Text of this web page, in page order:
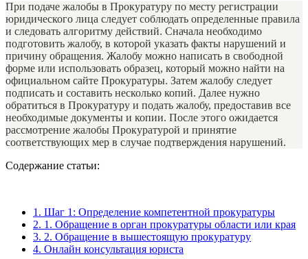
При подаче жалобы в Прокуратуру по месту регистрации
юридического лица следует соблюдать определенные правила
и следовать алгоритму действий. Сначала необходимо
подготовить жалобу, в которой указать факты нарушений и
причину обращения. Жалобу можно написать в свободной
форме или использовать образец, который можно найти на
официальном сайте Прокуратуры. Затем жалобу следует
подписать и составить несколько копий. Далее нужно
обратиться в Прокуратуру и подать жалобу, предоставив все
необходимые документы и копии. После этого ожидается
рассмотрение жалобы Прокуратурой и принятие
соответствующих мер в случае подтверждения нарушений.
Содержание статьи:
1. Шаг 1: Определение компетентной прокуратуры
2. 1. Обращение в орган прокуратуры области или края
3. 2. Обращение в вышестоящую прокуратуру
4. Онлайн консультация юриста